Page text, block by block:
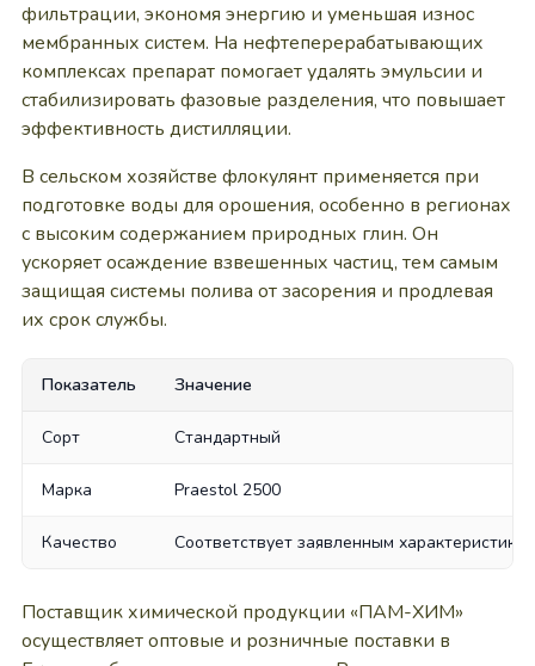
фильтрации, экономя энергию и уменьшая износ
мембранных систем. На нефтеперерабатывающих
комплексах препарат помогает удалять эмульсии и
стабилизировать фазовые разделения, что повышает
эффективность дистилляции.
В сельском хозяйстве флокулянт применяется при
подготовке воды для орошения, особенно в регионах
с высоким содержанием природных глин. Он
ускоряет осаждение взвешенных частиц, тем самым
защищая системы полива от засорения и продлевая
их срок службы.
Показатель Значение
Сорт Стандартный
Марка Praestol 2500
Качество Соответствует заявленным характеристикам
Поставщик химической продукции «ПАМ-ХИМ»
осуществляет оптовые и розничные поставки в